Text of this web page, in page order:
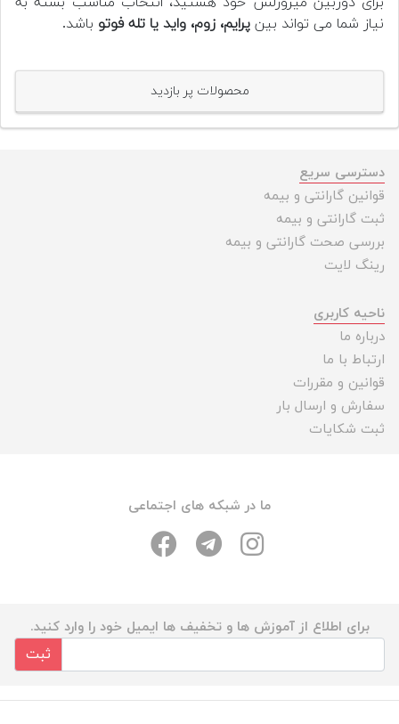
نیاز شما می تواند بین پرایم، زوم، واید یا تله فوتو باشد.
محصولات پر بازدید
دسترسی سریع
قوانین گارانتی و بیمه
ثبت گارانتی و بیمه
بررسی صحت گارانتی و بیمه
رینگ لایت
ناحیه کاربری
درباره ما
ارتباط با ما
قوانین و مقررات
سفارش و ارسال بار
ثبت شکایات
ما در شبکه های اجتماعی
برای اطلاع از آموزش ها و تخفیف ها ایمیل خود را وارد کنید.
ثبت